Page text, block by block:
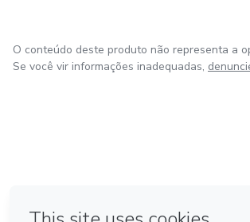
O conteúdo deste produto não representa a
Se você vir informações inadequadas,
Feito com ❤ em Bogotá